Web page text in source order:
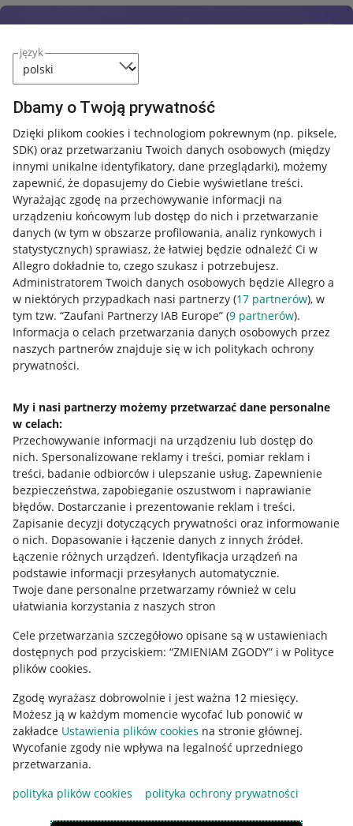
język
Dbamy o Twoją prywatność
Dzięki plikom cookies i technologiom pokrewnym (np. piksele,
SDK) oraz przetwarzaniu Twoich danych osobowych (między
innymi unikalne identyfikatory, dane przeglądarki), możemy
zapewnić, że dopasujemy do Ciebie wyświetlane treści.
Wyrażając zgodę na przechowywanie informacji na
urządzeniu końcowym lub dostęp do nich i przetwarzanie
danych (w tym w obszarze profilowania, analiz rynkowych i
statystycznych) sprawiasz, że łatwiej będzie odnaleźć Ci w
Allegro dokładnie to, czego szukasz i potrzebujesz.
Administratorem Twoich danych osobowych będzie Allegro a
w niektórych przypadkach nasi partnerzy (17 partnerów), w
tym tzw. “Zaufani Partnerzy IAB Europe” (9 partnerów).
Informacja o celach przetwarzania danych osobowych przez
naszych partnerów znajduje się w ich politykach ochrony
prywatności.
My i nasi partnerzy możemy przetwarzać dane personalne
w celach:
Przechowywanie informacji na urządzeniu lub dostęp do
nich. Spersonalizowane reklamy i treści, pomiar reklam i
treści, badanie odbiorców i ulepszanie usług. Zapewnienie
bezpieczeństwa, zapobieganie oszustwom i naprawianie
błędów. Dostarczanie i prezentowanie reklam i treści.
Zapisanie decyzji dotyczących prywatności oraz informowanie
o nich. Dopasowanie i łączenie danych z innych źródeł.
Łączenie różnych urządzeń. Identyfikacja urządzeń na
podstawie informacji przesyłanych automatycznie.
Twoje dane personalne przetwarzamy również w celu
ułatwiania korzystania z naszych stron
Cele przetwarzania szczegółowo opisane są w ustawieniach
dostępnych pod przyciskiem: “ZMIENIAM ZGODY” i w Polityce
plików cookies.
Zgodę wyrażasz dobrowolnie i jest ważna 12 miesięcy.
Możesz ją w każdym momencie wycofać lub ponowić w
zakładce Ustawienia plików cookies na stronie głównej.
Wycofanie zgody nie wpływa na legalność uprzedniego
przetwarzania.
polityka plików cookies
polityka ochrony prywatności
Przydatne informacje
Jak to działa
Allegro Gadane dla sprzedających
Allegro Gadane dla kupujących
Mapa miejscowości
Informacje prawne
Regulamin
Polityka plików "cookies"
Ustawienia plików "cookies"
Udostępnianie lokalizacji
Informacje dla Aktu o Usługach Cyfrowych
Pobierz aplikację